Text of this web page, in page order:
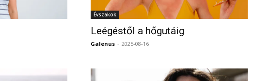
Évszakok
Leégéstől a hőgutáig
Galenus - 2025-08-16